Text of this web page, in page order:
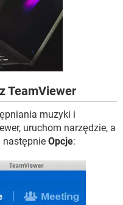
TeamViewer
muzyki i
uruchom narzędzie, a
następnie Opcje: